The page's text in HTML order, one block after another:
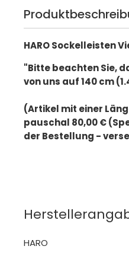
HARO Sockelleisten
"Bitte beachten Sie,
von uns auf 140 cm
(Artikel mit einer
pauschal 80,00 €
der Bestellung -
HARO